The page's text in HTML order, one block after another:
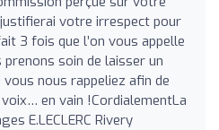
votre irrespect pour
3 fois que l’on vous appelle
soin de laisser un
nous rappeliez afin de
voix… en vain !CordialementLa
E.LECLERC Rivery